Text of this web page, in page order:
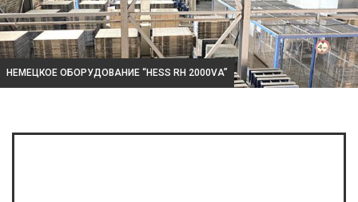
НЕМЕЦКОЕ ОБОРУДОВАНИЕ “HESS RH 2000VA”